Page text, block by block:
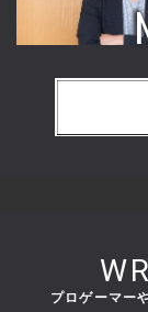
プロゲーマー